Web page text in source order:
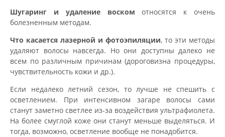
Шугаринг и удаление воском относятся к очень
болезненным методам.
Что касается лазерной и фотоэпиляции, то эти методы
удаляют волосы навсегда. Но они доступны далеко не
всем по различным причинам (дороговизна процедуры,
чувствительность кожи и др.).
Если недалеко летний сезон, то лучше не спешить с
осветлением. При интенсивном загаре волосы сами
станут заметно светлее из-за воздействия ультрафиолета.
На более смуглой коже они станут меньше выделяться. И
тогда, возможно, осветление вообще не понадобится.